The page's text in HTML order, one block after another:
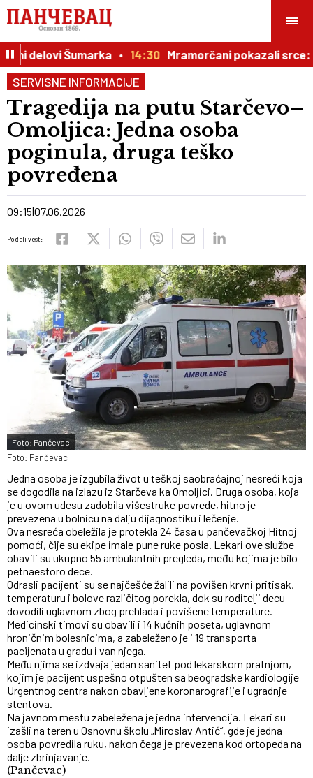
delovi Šumarka 14:30 Mramorčani pokazali srce:
SERVISNE INFORMACIJE
Tragedija na putu Starčevo–
Omoljica: Jedna osoba
poginula, druga teško
povređena
09:15 07.06.2026
Podeli vest:
Foto: Pančevac
Foto: Pančevac
Jedna osoba je izgubila život u teškoj saobraćajnoj nesreći koja
se dogodila na izlazu iz Starčeva ka Omoljici. Druga osoba, koja
je u ovom udesu zadobila višestruke povrede, hitno je
prevezena u bolnicu na dalju dijagnostiku i lečenje.
Ova nesreća obeležila je protekla 24 časa u pančevačkoj Hitnoj
pomoći, čije su ekipe imale pune ruke posla. Lekari ove službe
obavili su ukupno 55 ambulantnih pregleda, među kojima je bilo
petnaestoro dece.
Odrasli pacijenti su se najčešće žalili na povišen krvni pritisak,
temperaturu i bolove različitog porekla, dok su roditelji decu
dovodili uglavnom zbog prehlada i povišene temperature.
Medicinski timovi su obavili i 14 kućnih poseta, uglavnom
hroničnim bolesnicima, a zabeleženo je i 19 transporta
pacijenata u gradu i van njega.
Među njima se izdvaja jedan sanitet pod lekarskom pratnjom,
kojim je pacijent uspešno otpušten sa beogradske kardiologije
Urgentnog centra nakon obavljene koronarografije i ugradnje
stentova.
Na javnom mestu zabeležena je jedna intervencija. Lekari su
izašli na teren u Osnovnu školu „Miroslav Antić“, gde je jedna
osoba povredila ruku, nakon čega je prevezena kod ortopeda na
dalje zbrinjavanje.
(Pančevac)